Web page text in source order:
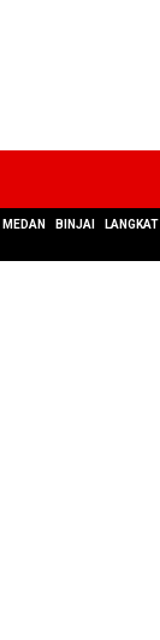
MEDAN BINJAI LANGKAT